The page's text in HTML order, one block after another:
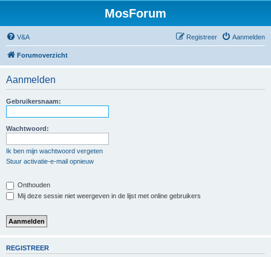
MosForum
V&A Aanmelden
Registreer
Forumoverzicht
Aanmelden
Gebruikersnaam:
Wachtwoord:
Ik ben mijn wachtwoord vergeten
Stuur activatie-e-mail opnieuw
Onthouden
Mij deze sessie niet weergeven in de lijst met online gebruikers
REGISTREER